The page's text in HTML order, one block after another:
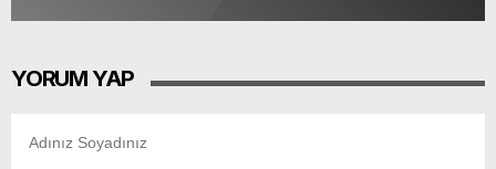
YORUM YAP